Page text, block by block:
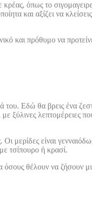
κρέας, όπως το
και αξίζει να
και πρόθυμο να
του. Εδώ θα βρεις ένα
ξύλινες λεπτομέρειες
μερίδες είναι
τσίπουρο ή κρασί.
όσους θέλουν να ζήσουν